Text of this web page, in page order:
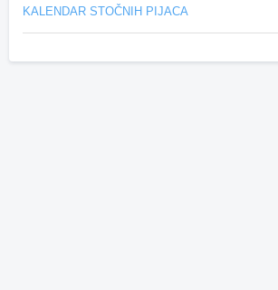
KALENDAR STOČNIH PIJACA